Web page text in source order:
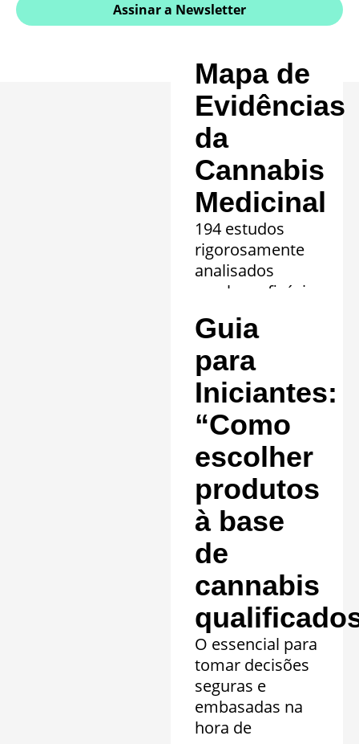
Assinar a Newsletter
Mapa de
Evidências
da
Cannabis
Medicinal
194 estudos
rigorosamente
analisados
revelam eficácia
comprovada em
20 quadros
clínicos.
Saiba mais »
Guia
para
Iniciantes:
“Como
escolher
produtos
à base
de
cannabis
O essencial para
tomar decisões
seguras e
embasadas na
hora de